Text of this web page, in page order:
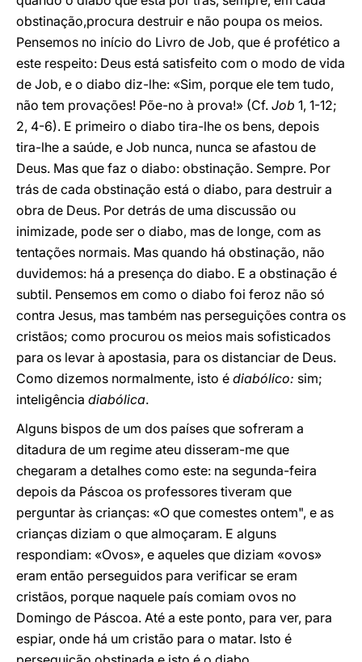
obstinação,procura destruir e não poupa os meios.
Pensemos no início do Livro de Job, que é profético a
este respeito: Deus está satisfeito com o modo de vida
de Job, e o diabo diz-lhe: «Sim, porque ele tem tudo,
não tem provações! Põe-no à prova!» (Cf. Job 1, 1-12;
2, 4-6). E primeiro o diabo tira-lhe os bens, depois
tira-lhe a saúde, e Job nunca, nunca se afastou de
Deus. Mas que faz o diabo: obstinação. Sempre. Por
trás de cada obstinação está o diabo, para destruir a
obra de Deus. Por detrás de uma discussão ou
inimizade, pode ser o diabo, mas de longe, com as
tentações normais. Mas quando há obstinação, não
duvidemos: há a presença do diabo. E a obstinação é
subtil. Pensemos em como o diabo foi feroz não só
contra Jesus, mas também nas perseguições contra os
cristãos; como procurou os meios mais sofisticados
para os levar à apostasia, para os distanciar de Deus.
Como dizemos normalmente, isto é diabólico: sim;
inteligência diabólica.
Alguns bispos de um dos países que sofreram a
ditadura de um regime ateu disseram-me que
chegaram a detalhes como este: na segunda-feira
depois da Páscoa os professores tiveram que
perguntar às crianças: «O que comestes ontem", e as
crianças diziam o que almoçaram. E alguns
respondiam: «Ovos», e aqueles que diziam «ovos»
eram então perseguidos para verificar se eram
cristãos, porque naquele país comiam ovos no
Domingo de Páscoa. Até a este ponto, para ver, para
espiar, onde há um cristão para o matar. Isto é